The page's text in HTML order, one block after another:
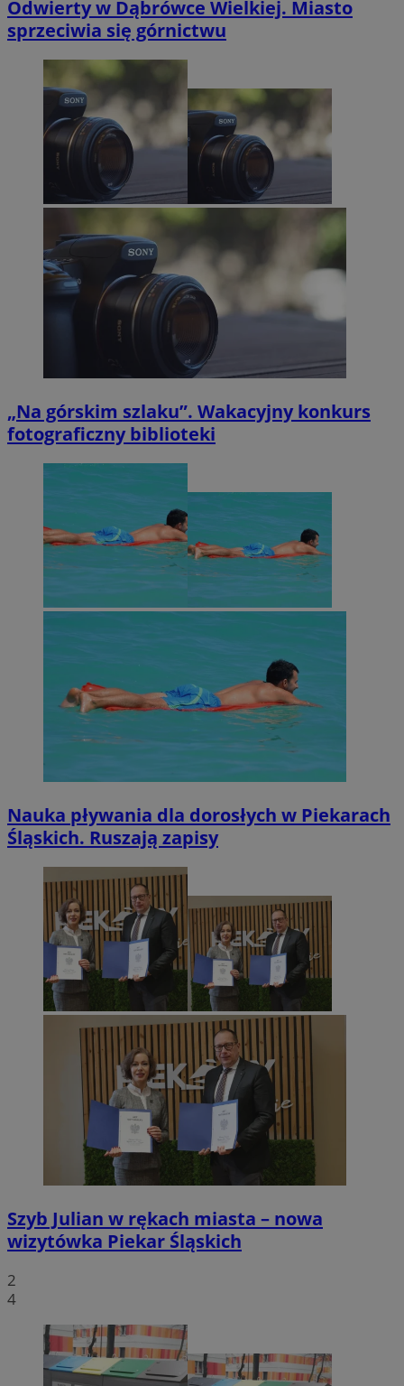
Odwierty w Dąbrówce Wielkiej. Miasto
sprzeciwia się górnictwu
„Na górskim szlaku”. Wakacyjny konkurs
fotograficzny biblioteki
Nauka pływania dla dorosłych w Piekarach
Śląskich. Ruszają zapisy
Szyb Julian w rękach miasta – nowa
wizytówka Piekar Śląskich
2
4